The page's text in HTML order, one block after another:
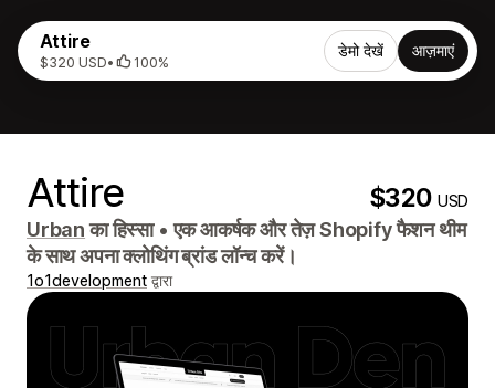
Attire
$320 USD• 100%
डेमो देखें आज़माएं
Attire $320USD
Urbanका हिस्सा • एक आकर्षक और तेज़ Shopify फैशन थीम
के साथ अपना क्लोथिंग ब्रांड लॉन्च करें।
1o1development द्वारा